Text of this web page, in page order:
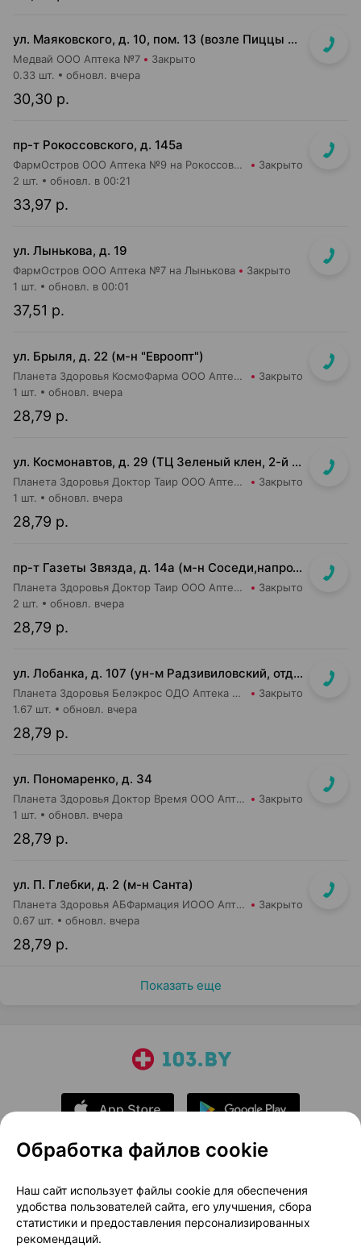
ул. Маяковского, д. 10, пом. 13 (возле Пиццы Мании)
Медвай ООО Аптека №7 Закрыто
30,30 р.
0.33 шт. обновл. вчера
пр-т Рокоссовского, д. 145а
ФармОстров ООО Аптека №9 на Рокоссовского Закрыто
33,97 р.
2 шт. обновл. в 00:21
ул. Лынькова, д. 19
ФармОстров ООО Аптека №7 на Лынькова Закрыто
37,51 р.
1 шт. обновл. в 00:01
ул. Брыля, д. 22 (м-н "Евроопт")
Планета Здоровья КосмоФарма ООО Аптека №6 Закрыто
28,79 р.
1 шт. обновл. вчера
ул. Космонавтов, д. 29 (ТЦ Зеленый клен, 2-й этаж)
Планета Здоровья Доктор Таир ООО Аптека №6 Закрыто
28,79 р.
1 шт. обновл. вчера
пр-т Газеты Звязда, д. 14а (м-н Соседи,напротив касс)
Планета Здоровья Доктор Таир ООО Аптека №14 Закрыто
28,79 р.
2 шт. обновл. вчера
ул. Лобанка, д. 107 (ун-м Радзивиловский, отдельный вход с улицы)
Планета Здоровья Белэкрос ОДО Аптека №4 Закрыто
28,79 р.
1.67 шт. обновл. вчера
ул. Пономаренко, д. 34
Планета Здоровья Доктор Время ООО Аптека №53 Закрыто
28,79 р.
1 шт. обновл. вчера
ул. П. Глебки, д. 2 (м-н Санта)
Планета Здоровья АБФармация ИООО Аптека №14 Закрыто
28,79 р.
0.67 шт. обновл. вчера
Показать еще
О проекте
Новости проекта
Размещение рекламы
Медицинский маркетинг
Публичный договор
Доставка
Обработка файлов cookie
Наш сайт использует файлы cookie для обеспечения
удобства пользователей сайта, его улучшения, сбора
статистики и предоставления персонализированных
рекомендаций.